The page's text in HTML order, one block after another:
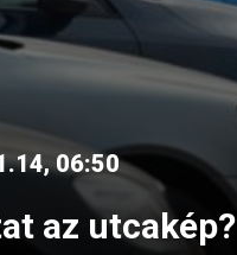
06:50
az utcakép?